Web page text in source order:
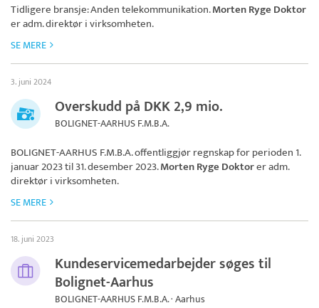
Tidligere bransje: Anden telekommunikation.Morten Ryge Doktor
er adm. direktør i virksomheten.
SE MERE
3. juni 2024
Overskudd på DKK 2,9 mio.
BOLIGNET-AARHUS F.M.B.A.
BOLIGNET-AARHUS F.M.B.A.offentliggjør regnskap for perioden 1.
januar 2023 til 31. desember 2023.Morten Ryge Doktorer adm.
direktør i virksomheten.
SE MERE
18. juni 2023
Kundeservicemedarbejder søges til
Bolignet-Aarhus
BOLIGNET-AARHUS F.M.B.A. · Aarhus